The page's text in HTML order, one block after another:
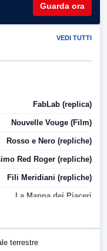
Guarda ora
VEDI TUTTI
FabLab (replica)
Nouvelle Vouge (Film)
Rosso e Nero (repliche)
Red Roger (repliche)
Fili Meridiani (repliche)
La Mappa dei Piaceri
terrestre